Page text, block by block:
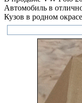
Автомобиль в
Кузов в родном